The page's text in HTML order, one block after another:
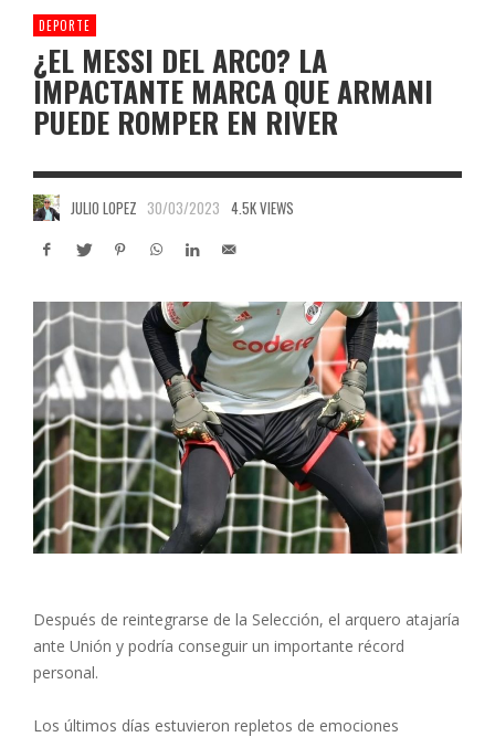
DEPORTE
¿EL MESSI DEL ARCO? LA
IMPACTANTE MARCA QUE ARMANI
PUEDE ROMPER EN RIVER
JULIO LOPEZ 30/03/2023 4.5K VIEWS
Después de reintegrarse de la Selección, el arquero atajaría
ante Unión y podría conseguir un importante récord
personal.
Los últimos días estuvieron repletos de emociones